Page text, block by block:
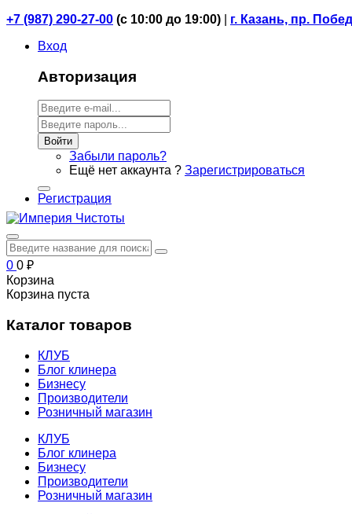
+7 (987) 290-27-00 (с 10:00 до 19:00)
г. Казань, пр.
Вход
Авторизация
Войти
Забыли пароль?
Ещё нет аккаунта ? Зарегистрироваться
Регистрация
0 0 ₽
Корзина
Корзина пуста
Каталог товаров
КЛУБ
Блог клинера
Бизнесу
Производители
Розничный магазин
КЛУБ
Блог клинера
Бизнесу
Производители
Розничный магазин